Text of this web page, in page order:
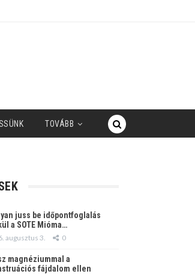
TOVÁBB
juss be időpontfoglalás
a SOTE Mióma…
augusztus 3. 0
magnéziummal a
fájdalom ellen